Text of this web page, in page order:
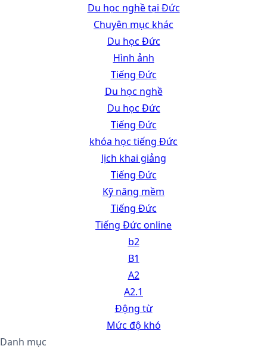
Du học nghề tại Đức
Chuyên mục khác
Du học Đức
Hình ảnh
Tiếng Đức
Du học nghề
Du học Đức
Tiếng Đức
khóa học tiếng Đức
lịch khai giảng
Tiếng Đức
Kỹ năng mềm
Tiếng Đức
Tiếng Đức online
b2
B1
A2
A2.1
Động từ
Mức độ khó
Danh mục